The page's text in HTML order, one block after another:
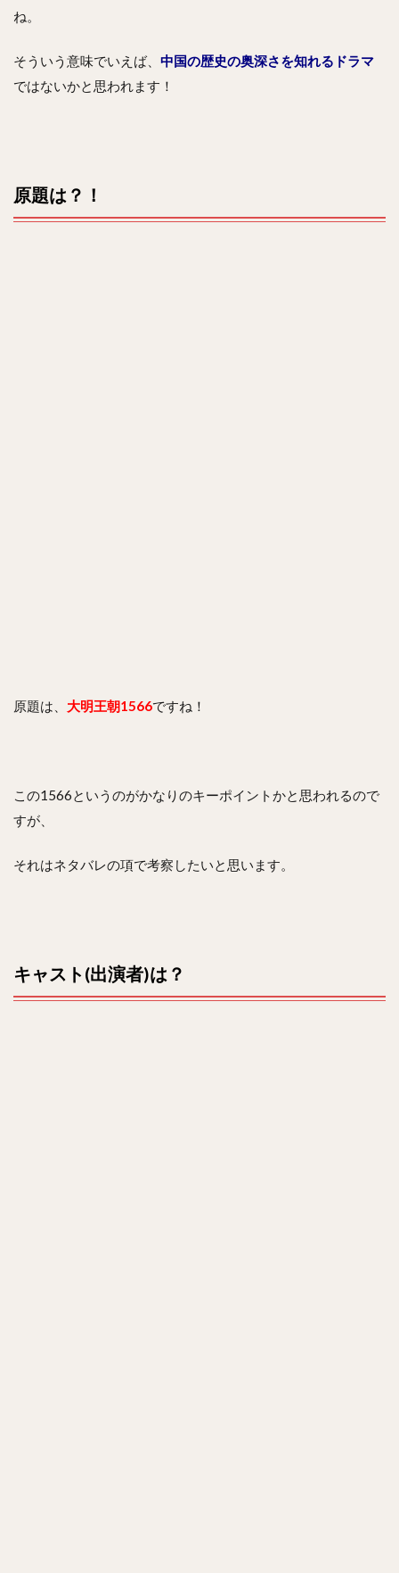
ね。
そういう意味でいえば、 中国の歴史の奥深さを知れるドラマ
ではないかと思われます！
原題は？！
原題は、 大明王朝1566ですね！
この1566というのがかなりのキーポイントかと思われるので
すが、
それはネタバレの項で考察したいと思います。
キャスト(出演者)は？